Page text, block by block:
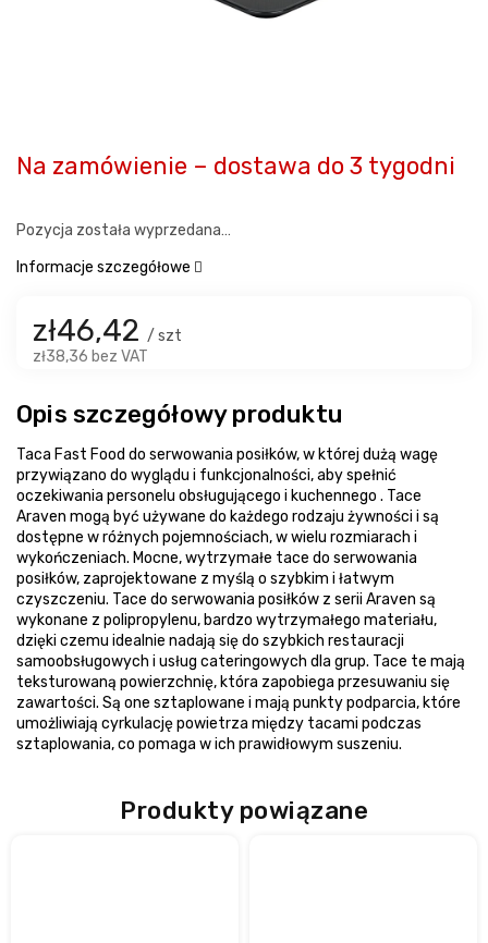
zł46,42 / szt
zł38,36 bez VAT
Na zamówienie – dostawa do 3 tygodni
Pozycja została wyprzedana…
Informacje szczegółowe
Produkty powiązane
Opis szczegółowy produktu
Taca Fast Food do serwowania posiłków, w której dużą wagę
przywiązano do wyglądu i funkcjonalności, aby spełnić
oczekiwania personelu obsługującego i kuchennego . Tace
Araven mogą być używane do każdego rodzaju żywności i są
dostępne w różnych pojemnościach, w wielu rozmiarach i
wykończeniach. Mocne, wytrzymałe tace do serwowania
posiłków, zaprojektowane z myślą o szybkim i łatwym
czyszczeniu. Tace do serwowania posiłków z serii Araven są
wykonane z polipropylenu, bardzo wytrzymałego materiału,
dzięki czemu idealnie nadają się do szybkich restauracji
samoobsługowych i usług cateringowych dla grup. Tace te mają
teksturowaną powierzchnię, która zapobiega przesuwaniu się
zawartości. Są one sztaplowane i mają punkty podparcia, które
umożliwiają cyrkulację powietrza między tacami podczas
sztaplowania, co pomaga w ich prawidłowym suszeniu.